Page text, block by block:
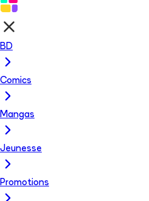
BD
Comics
Mangas
Jeunesse
Promotions